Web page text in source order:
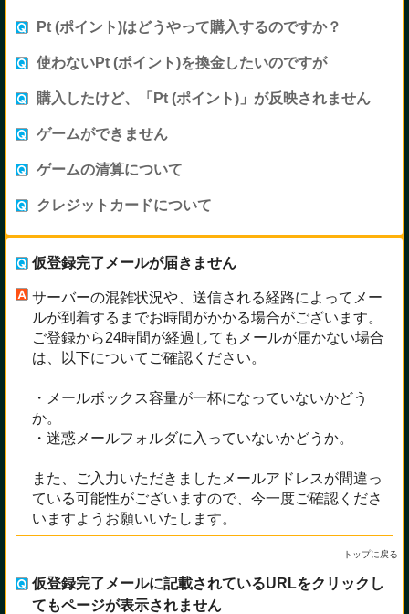
Pt (ポイント)はどうやって購入するのですか？
使わないPt (ポイント)を換金したいのですが
購入したけど、「Pt (ポイント)」が反映されません
ゲームができません
ゲームの清算について
クレジットカードについて
仮登録完了メールが届きません
サーバーの混雑状況や、送信される経路によってメー
ルが到着するまでお時間がかかる場合がございます。
ご登録から24時間が経過してもメールが届かない場合
は、以下についてご確認ください。
・メールボックス容量が一杯になっていないかどう
か。
・迷惑メールフォルダに入っていないかどうか。
また、ご入力いただきましたメールアドレスが間違っ
ている可能性がございますので、今一度ご確認くださ
いますようお願いいたします。
トップに戻る
仮登録完了メールに記載されているURLをクリックし
てもページが表示されません